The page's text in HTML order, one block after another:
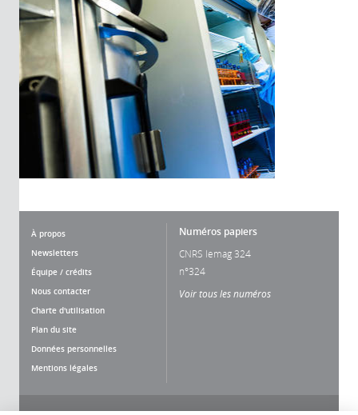
À propos
Newsletters
Équipe / crédits
Nous contacter
Charte d'utilisation
Plan du site
Données personnelles
Mentions légales
Numéros papiers
CNRS lemag 324
n°324
Voir tous les numéros